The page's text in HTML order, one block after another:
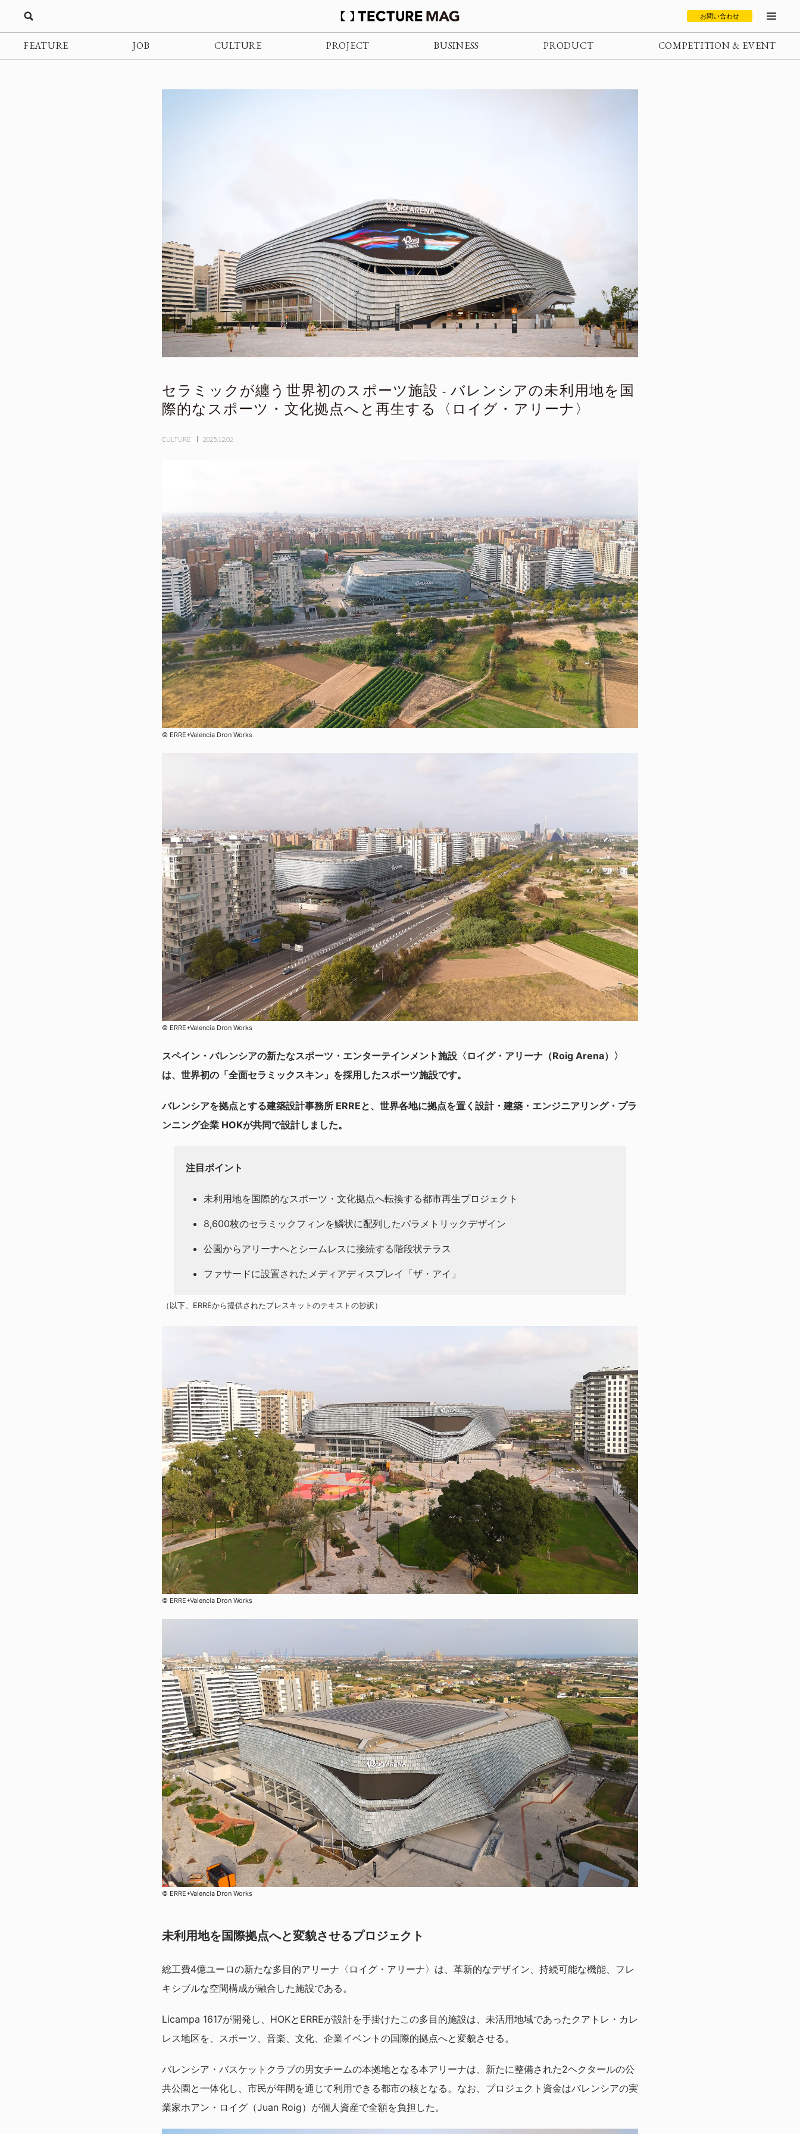
お問い合わせ
FEATURE JOB CULTURE PROJECT BUSINESS PRODUCT COMPETITION & EVENT
セラミックが纏う世界初のスポーツ施設 - バレンシアの未利用地を国
際的なスポーツ・文化拠点へと再生する〈ロイグ・アリーナ〉
CULTURE 2025.12.02
© ERRE+Valencia Dron Works
© ERRE+Valencia Dron Works
スペイン・バレンシアの新たなスポーツ・エンターテインメント施設〈ロイグ・アリーナ（Roig Arena）〉
は、世界初の「全面セラミックスキン」を採用したスポーツ施設です。
バレンシアを拠点とする建築設計事務所 ERREと、世界各地に拠点を置く設計・建築・エンジニアリング・プラ
ンニング企業 HOKが共同で設計しました。
注目ポイント
未利用地を国際的なスポーツ・文化拠点へ転換する都市再生プロジェクト
8,600枚のセラミックフィンを鱗状に配列したパラメトリックデザイン
公園からアリーナへとシームレスに接続する階段状テラス
ファサードに設置されたメディアディスプレイ「ザ・アイ」
（以下、ERREから提供されたプレスキットのテキストの抄訳）
© ERRE+Valencia Dron Works
© ERRE+Valencia Dron Works
未利用地を国際拠点へと変貌させるプロジェクト
総工費4億ユーロの新たな多目的アリーナ〈ロイグ・アリーナ〉は、革新的なデザイン、持続可能な機能、フレ
キシブルな空間構成が融合した施設である。
Licampa 1617が開発し、HOKとERREが設計を手掛けたこの多目的施設は、未活用地域であったクアトレ・カレ
レス地区を、スポーツ、音楽、文化、企業イベントの国際的拠点へと変貌させる。
バレンシア・バスケットクラブの男女チームの本拠地となる本アリーナは、新たに整備された2ヘクタールの公
共公園と一体化し、市民が年間を通じて利用できる都市の核となる。なお、プロジェクト資金はバレンシアの実
業家ホアン・ロイグ（Juan Roig）が個人資産で全額を負担した。